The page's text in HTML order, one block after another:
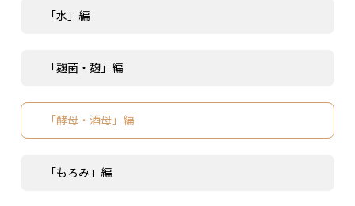
「水」編
「麹菌・麹」編
「酵母・酒母」編
「もろみ」編